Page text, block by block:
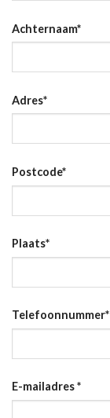
Achternaam*
Adres*
Postcode*
Plaats*
Telefoonnummer*
E-mailadres*